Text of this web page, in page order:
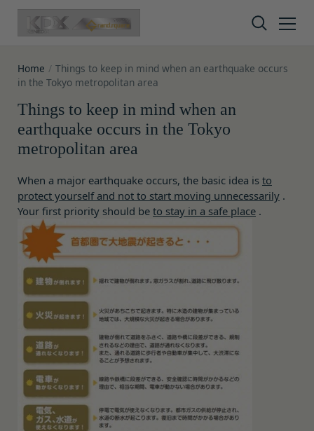
Home / Things to keep in mind when an earthquake occurs
in the Tokyo metropolitan area
Things to keep in mind when an
earthquake occurs in the Tokyo
metropolitan area
When a major earthquake occurs, the basic idea is to
protect yourself and not to start moving unnecessarily .
Your first priority should be to stay in a safe place .
Privacy policy
株式会社GOYOH（以下「当社」といいます。）
は、当社が運営する各サービスにおいて、個人情報
の保護に関する法律、その他関連する法令等を遵守
するとともに、以下の方針に沿ってお客様からお預
かりした情報を取り扱い、正確性および機密性の保
持に努めます。
本文中の用語の定義は、個人情報保護法および関連
法令によります。
当社が取得する情報および取得方法
お客様から直接取得する情報
当社は、お客様が当社のサービスの登録手続を行う
場合、以下の情報（以下「お客様情報」といいま
す。）をご提供いただく場合があります。
Terms of service
株式会社GOYOHが運営するESGポータルサイトサ
ービス（以下「本サービス」といいます。）のご利
用規約（以下「本規約」といいます。）を下記の通
り定めます。
本サービスをご利用される方は、ご登録される前に
本規約を必ずお読みになり、本規約に同意いただく
必要があります。
第1条（定義）
本規約において、次の各号に掲げる用語の意義は、
当該各号に定めるところによるものとします。
「本サービス」
当社が提供するESGポータルサイト及び連携により
利用できるすべてのサービスをいいます。
Amazon Gift Card
A digital gift certificate usable on Amazon.co.jp.
The gift card number will be sent to the email
address registered in your member
information.
It is valid for 10 years from issuance.
How to redeem the gift card:
Have ready the gift card number provided in the
email.
Go toRedeem a gift card
Enter the gift card number and selectApply to
your balance
For how to use Amazon Gift Cards, please contact
Amazon Customer Service (0120-999-373 / 24 hours).